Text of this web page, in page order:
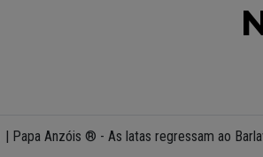
Papa Anzóis ® - As latas regressam ao